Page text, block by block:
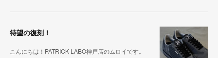
待望の復刻！
こんにちは！PATRICK LABO神戸店のムロイです。